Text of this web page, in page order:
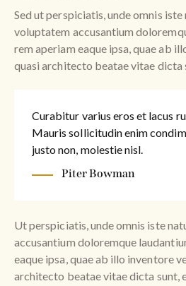
Sed ut perspiciatis, unde omnis
voluptatem accusantium
rem aperiam eaque ipsa, quae ab
quasi architecto beatae vitae dicta
Curabitur varius eros et lacus
Mauris sollicitudin enim
justo non, molestie nisl.
Piter Bowman
Ut perspiciatis, unde omnis iste
accusantium doloremque
eaque ipsa, quae ab illo inventore
architecto beatae vitae dicta sunt,